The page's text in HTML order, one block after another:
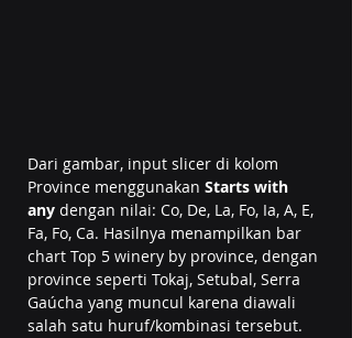
Dari gambar, input slicer di kolom
Province menggunakan Starts with
any dengan nilai: Co, De, La, Fo, Ia, A, E,
Fa, Fo, Ca. Hasilnya menampilkan bar
chart Top 5 winery by province, dengan
province seperti Tokaj, Setubal, Serra
Gaúcha yang muncul karena diawali
salah satu huruf/kombinasi tersebut.